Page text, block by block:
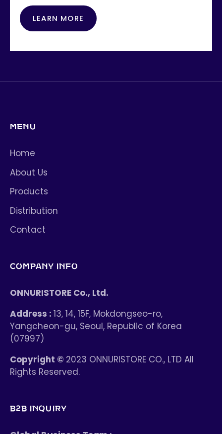
LEARN MORE
MENU
Home
About Us
Products
Distribution
Contact
COMPANY INFO
ONNURISTORE Co., Ltd.
Address : 13, 14, 15F, Mokdongseo-ro,
Yangcheon-gu, Seoul, Republic of Korea
(07997)
Copyright © 2023 ONNURISTORE CO., LTD All
Rights Reserved.
B2B INQUIRY